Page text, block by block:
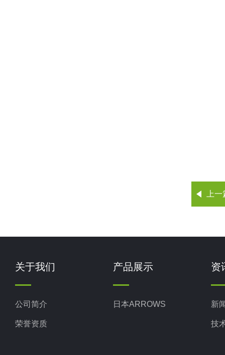
上
关于我们
公司简介
荣誉资质
产品展示
日本ARROWS
资
新
技